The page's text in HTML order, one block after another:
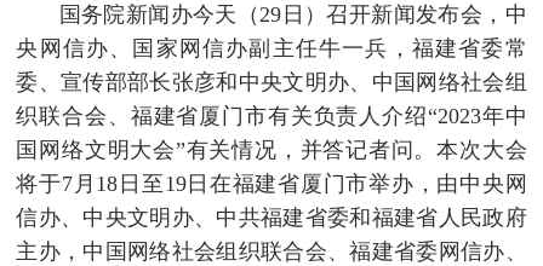
国务院新闻办今天（29日）召开新闻发布会，中
央网信办、国家网信办副主任牛一兵，福建省委常
委、宣传部部长张彦和中央文明办、中国网络社会组
织联合会、福建省厦门市有关负责人介绍“2023年中
国网络文明大会”有关情况，并答记者问。本次大会
将于7月18日至19日在福建省厦门市举办，由中央网
信办、中央文明办、中共福建省委和福建省人民政府
主办，中国网络社会组织联合会、福建省委网信办、